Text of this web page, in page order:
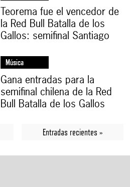
Teorema fue el vencedor de
la Red Bull Batalla de los
Gallos: semifinal Santiago
Música
Gana entradas para la
semifinal chilena de la Red
Bull Batalla de los Gallos
Entradas recientes »